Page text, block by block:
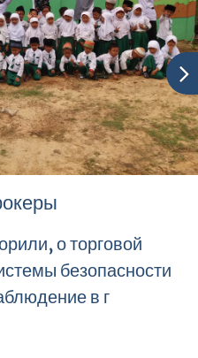
о торговой
безопасности
в г